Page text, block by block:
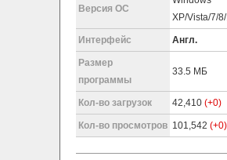
Версия ОС
XP/Vista/7/
Интерфейс Англ.
Размер
программы
33.5 МБ
Кол-во загрузок 42,410 (+0)
Кол-во просмотров 101,542 (+0)